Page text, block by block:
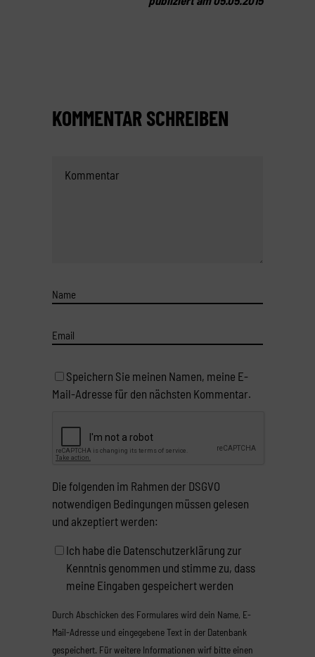
KOMMENTAR SCHREIBEN
Speichern Sie meinen Namen, meine E-
Mail-Adresse für den nächsten Kommentar.
Die folgenden im Rahmen der DSGVO
notwendigen Bedingungen müssen gelesen
und akzeptiert werden:
Ich habe die Datenschutzerklärung zur
Kenntnis genommen und stimme zu, dass
meine Eingaben gespeichert werden
Durch Abschicken des Formulares wird dein Name, E-
Mail-Adresse und eingegebene Text in der Datenbank
gespeichert. Für weitere Informationen wirf bitte einen